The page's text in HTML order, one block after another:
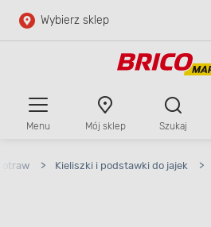
Przejdź do głównej zawartości
Wybierz sklep
Menu Mój sklep Szukaj
> Kieliszki i podstawki do jajek >